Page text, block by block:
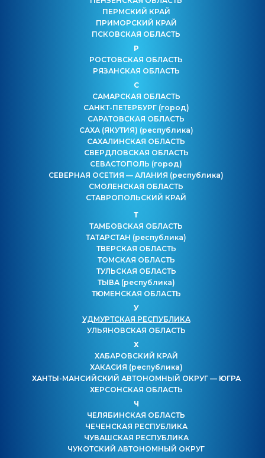
ПЕРМСКИЙ КРАЙ
ПРИМОРСКИЙ КРАЙ
ПСКОВСКАЯ ОБЛАСТЬ
Р
РОСТОВСКАЯ ОБЛАСТЬ
РЯЗАНСКАЯ ОБЛАСТЬ
С
САМАРСКАЯ ОБЛАСТЬ
САНКТ-ПЕТЕРБУРГ (город)
САРАТОВСКАЯ ОБЛАСТЬ
САХА (ЯКУТИЯ) (республика)
САХАЛИНСКАЯ ОБЛАСТЬ
СВЕРДЛОВСКАЯ ОБЛАСТЬ
СЕВАСТОПОЛЬ (город)
СЕВЕРНАЯ ОСЕТИЯ — АЛАНИЯ (республика)
СМОЛЕНСКАЯ ОБЛАСТЬ
СТАВРОПОЛЬСКИЙ КРАЙ
Т
ТАМБОВСКАЯ ОБЛАСТЬ
ТАТАРСТАН (республика)
ТВЕРСКАЯ ОБЛАСТЬ
ТОМСКАЯ ОБЛАСТЬ
ТУЛЬСКАЯ ОБЛАСТЬ
ТЫВА (республика)
ТЮМЕНСКАЯ ОБЛАСТЬ
У
УДМУРТСКАЯ РЕСПУБЛИКА
УЛЬЯНОВСКАЯ ОБЛАСТЬ
Х
ХАБАРОВСКИЙ КРАЙ
ХАКАСИЯ (республика)
ХАНТЫ-МАНСИЙСКИЙ АВТОНОМНЫЙ ОКРУГ — ЮГРА
ХЕРСОНСКАЯ ОБЛАСТЬ
Ч
ЧЕЛЯБИНСКАЯ ОБЛАСТЬ
ЧЕЧЕНСКАЯ РЕСПУБЛИКА
ЧУВАШСКАЯ РЕСПУБЛИКА
ЧУКОТСКИЙ АВТОНОМНЫЙ ОКРУГ